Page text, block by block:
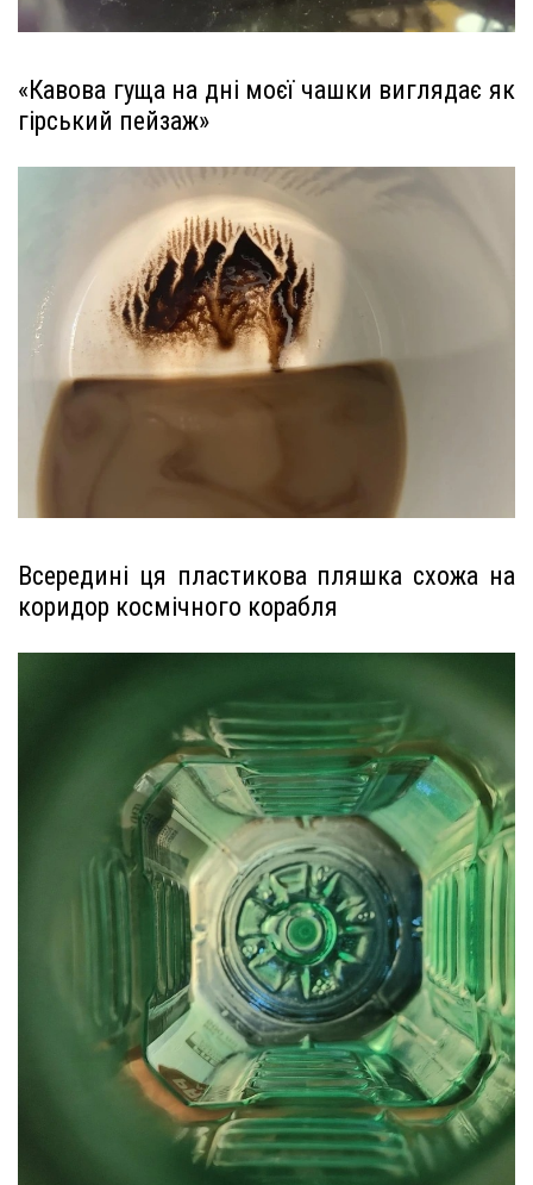
«Кавова гуща на дні моєї чашки виглядає як
гірський пейзаж»
Всередині ця пластикова пляшка схожа на
коридор космічного корабля